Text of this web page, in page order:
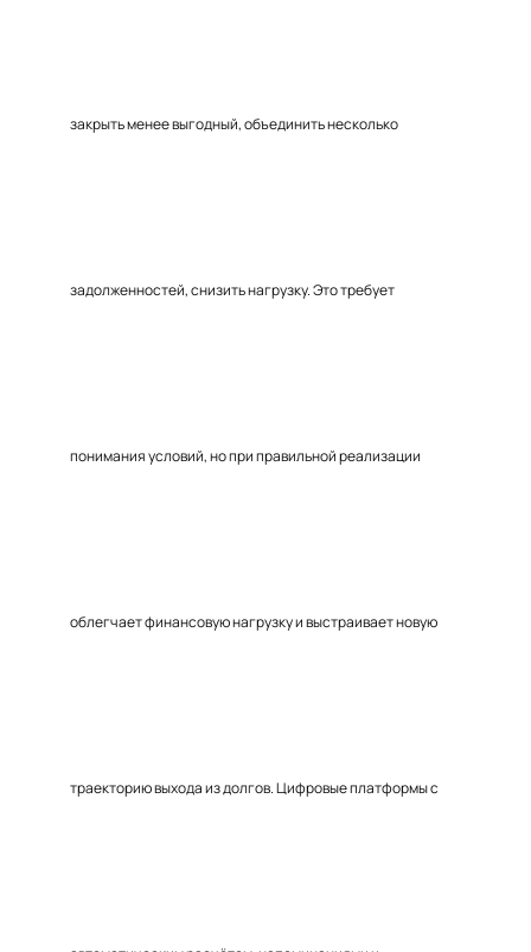
закрыть менее выгодный, объединить несколько
задолженностей, снизить нагрузку. Это требует
понимания условий, но при правильной реализации
облегчает финансовую нагрузку и выстраивает новую
траекторию выхода из долгов. Цифровые платформы с